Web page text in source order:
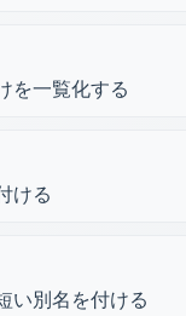
を一覧化する
ける
い別名を付ける